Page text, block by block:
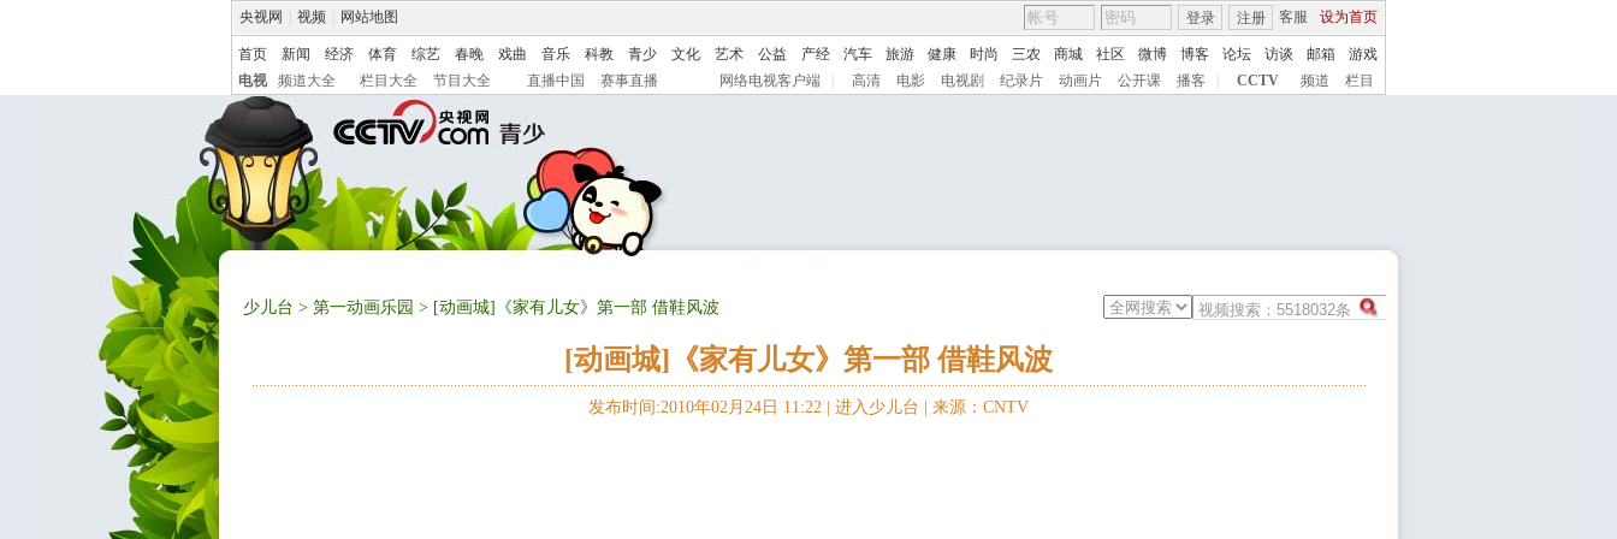
央视网 视频 网站地图 客服 设为首页
登录 注册
首页 新闻 经济 体育 综艺 春晚 戏曲 音乐 科教 青少 文化 艺术 公益 产经 汽车 旅游 健康 时尚 三农 商城 社区 微博 博客 论坛 访谈 邮箱
游戏
电视
频道大全 栏目大全 节目大全 直播中国 赛事直播 网络电视客户端 高清 电影 电视剧 纪录片 动画片 公开课 播客 CCTV 频道 栏目
少儿台 > 第一动画乐园 > [动画城]《家有儿女》第一部 借鞋风波
[动画城]《家有儿女》第一部 借鞋风波
发布时间:2010年02月24日 11:22 | 进入少儿台 来源：CNTV